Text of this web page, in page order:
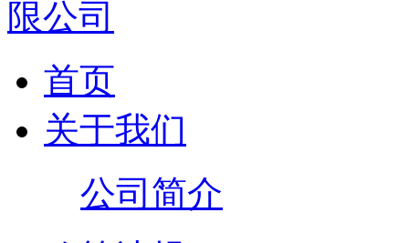
首页
关于我们
公司简介